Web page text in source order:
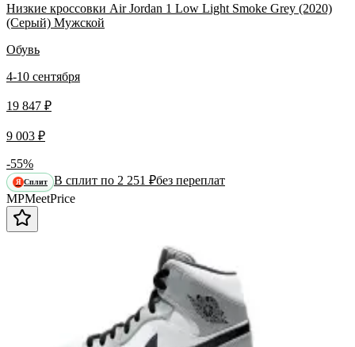
Низкие кроссовки Air Jordan 1 Low Light Smoke Grey (2020)
(Серый) Мужской
Обувь
4-10 сентября
19 847 ₽
9 003 ₽
-55%
Я Сплит В сплит по 2 251 ₽без переплат
MPMeetPrice